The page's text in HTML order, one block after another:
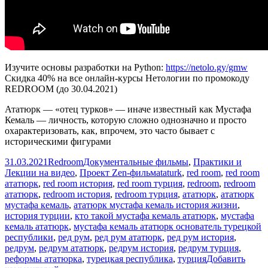
Изучите основы разработки на Python: https://netolo.gy/gmw
Скидка 40% на все онлайн-курсы Нетологии по промокоду
REDROOM (до 30.04.2021)
Ататюрк — «отец турков» — иначе известный как Мустафа
Кемаль — личность, которую сложно однозначно и просто
охарактеризовать, как, впрочем, это часто бывает с
историческими фигурами
Опубликовано
31.03.2021Автор
RedroomРубрики
Документальные фильмы, Практики и
Лекции на видео, Проект Zen-фильмМетки
ataturk, red room, red room
ататюрк, red room история, red room турция, redroom, redroom
ататюрк, redroom история, redroom турция, ататюрк, ататюрк
мустафа кемаль, ататюрк мустафа кемаль история жизни,
история турции, кто такой мустафа кемаль ататюрк, мустафа
кемаль ататюрк, мустафа кемаль ататюрк основатель турецкой
республики, ред рум, ред рум ататюрк, ред рум история,
редрум, редрум ататюрк, редрум история, редрум турция,
реформы ататюрка, турецкая республика, турцияДобавить